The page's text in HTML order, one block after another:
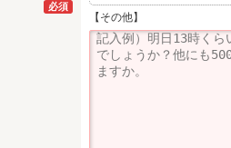
必須
【その他】